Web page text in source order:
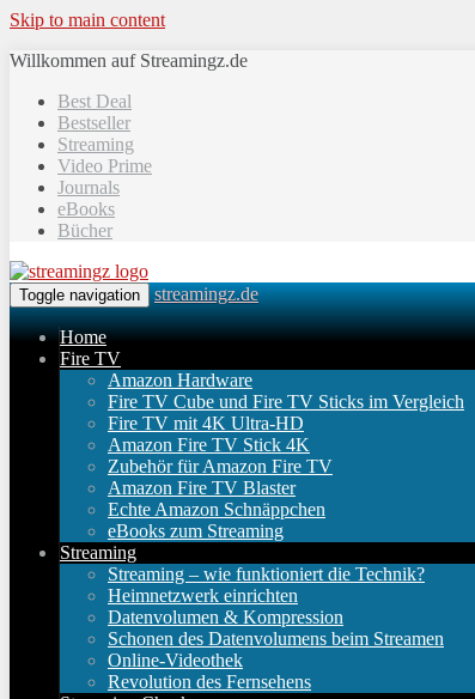
Skip to main content
Willkommen auf Streamingz.de
Best Deal
Bestseller
Streaming
Video Prime
Journals
eBooks
Bücher
Toggle navigation streamingz.de
Home
Fire TV
Amazon Hardware
Fire TV Cube und Fire TV Sticks im Vergleich
Fire TV mit 4K Ultra-HD
Amazon Fire TV Stick 4K
Zubehör für Amazon Fire TV
Amazon Fire TV Blaster
Echte Amazon Schnäppchen
eBooks zum Streaming
Streaming
Streaming – wie funktioniert die Technik?
Heimnetzwerk einrichten
Datenvolumen & Kompression
Schonen des Datenvolumens beim Streamen
Online-Videothek
Revolution des Fernsehens